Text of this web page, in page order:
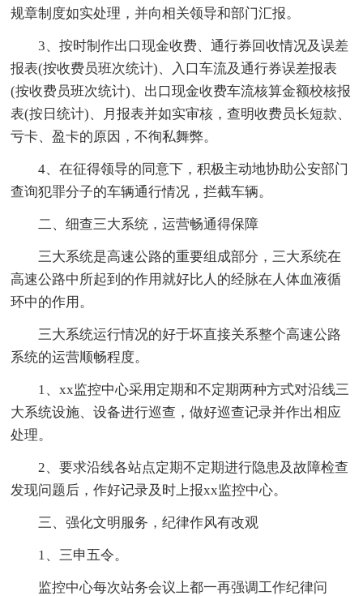
规章制度如实处理，并向相关领导和部门汇报。
3、按时制作出口现金收费、通行券回收情况及误差
报表(按收费员班次统计)、入口车流及通行券误差报表
(按收费员班次统计)、出口现金收费车流核算金额校核报
表(按日统计)、月报表并如实审核，查明收费员长短款、
亏卡、盈卡的原因，不徇私舞弊。
4、在征得领导的同意下，积极主动地协助公安部门
查询犯罪分子的车辆通行情况，拦截车辆。
二、细查三大系统，运营畅通得保障
三大系统是高速公路的重要组成部分，三大系统在
高速公路中所起到的作用就好比人的经脉在人体血液循
环中的作用。
三大系统运行情况的好于坏直接关系整个高速公路
系统的运营顺畅程度。
1、xx监控中心采用定期和不定期两种方式对沿线三
大系统设施、设备进行巡查，做好巡查记录并作出相应
处理。
2、要求沿线各站点定期不定期进行隐患及故障检查
发现问题后，作好记录及时上报xx监控中心。
三、强化文明服务，纪律作风有改观
1、三申五令。
监控中心每次站务会议上都一再强调工作纪律问